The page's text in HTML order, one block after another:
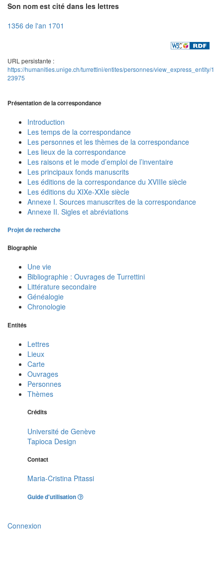
Son nom est cité dans les lettres
1356 de l'an 1701
URL persistante :
https://humanities.unige.ch/turrettini/entites/personnes/view_express_entity/1
23975
Présentation de la correspondance
Introduction
Les temps de la correspondance
Les personnes et les thèmes de la correspondance
Les lieux de la correspondance
Les raisons et le mode d’emploi de l’inventaire
Les principaux fonds manuscrits
Les éditions de la correspondance du XVIIIe siècle
Les éditions du XIXe-XXIe siècle
Annexe I. Sources manuscrites de la correspondance
Annexe II. Sigles et abréviations
Projet de recherche
Biographie
Une vie
Bibliographie : Ouvrages de Turrettini
Littérature secondaire
Généalogie
Chronologie
Entités
Lettres
Lieux
Carte
Ouvrages
Personnes
Thèmes
Crédits
Université de Genève
Tapioca Design
Contact
Maria-Cristina Pitassi
Guide d'utilisation
Connexion